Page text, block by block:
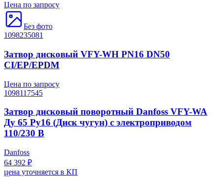
Цена по запросу
Без фото
1098235081
Затвор дисковый VFY-WH PN16 DN50
CI/EP/EPDM
Цена по запросу
1098117545
Затвор дисковый поворотный Danfoss VFY-WA
Ду 65 Py16 (Диск чугун) с электроприводом
110/230 В
Danfoss
64 392 ₽
цена уточняется в КП